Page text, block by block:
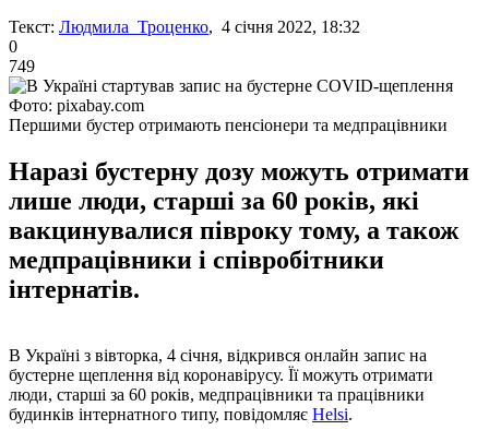
Текст: Людмила Троценко, 4 січня 2022, 18:32
0
749
Фото: pixabay.com
Першими бустер отримають пенсіонери та медпрацівники
Наразі бустерну дозу можуть отримати
лише люди, старші за 60 років, які
вакцинувалися півроку тому, а також
медпрацівники і співробітники
інтернатів.
В Україні з вівторка, 4 січня, відкрився онлайн запис на
бустерне щеплення від коронавірусу. Її можуть отримати
люди, старші за 60 років, медпрацівники та працівники
будинків інтернатного типу, повідомляє Helsi.